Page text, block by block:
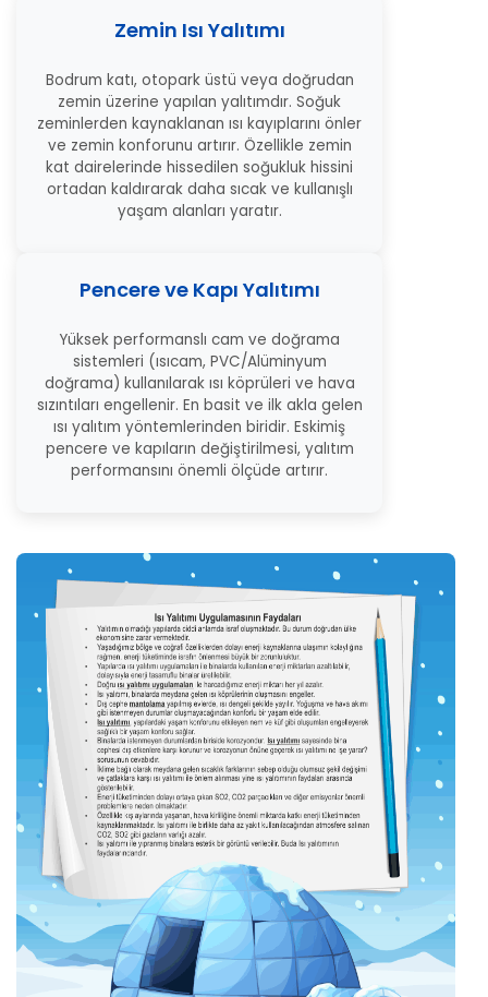
Zemin Isı Yalıtımı
Bodrum katı, otopark üstü veya doğrudan
zemin üzerine yapılan yalıtımdır. Soğuk
zeminlerden kaynaklanan ısı kayıplarını önler
ve zemin konforunu artırır. Özellikle zemin
kat dairelerinde hissedilen soğukluk hissini
ortadan kaldırarak daha sıcak ve kullanışlı
yaşam alanları yaratır.
Pencere ve Kapı Yalıtımı
Yüksek performanslı cam ve doğrama
sistemleri (ısıcam, PVC/Alüminyum
doğrama) kullanılarak ısı köprüleri ve hava
sızıntıları engellenir. En basit ve ilk akla gelen
ısı yalıtım yöntemlerinden biridir. Eskimiş
pencere ve kapıların değiştirilmesi, yalıtım
performansını önemli ölçüde artırır.